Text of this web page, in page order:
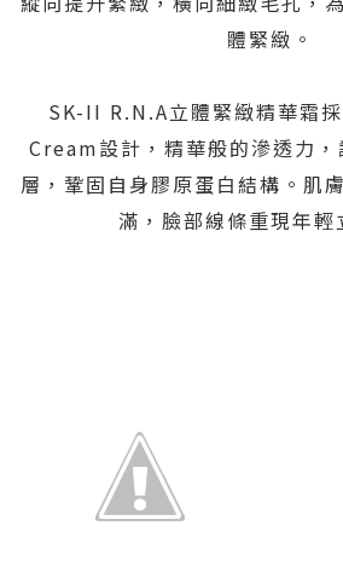
體緊緻。
SK-II R.N.A立體緊緻精華霜
Cream設計，精華般的滲透力
層，鞏固自身膠原蛋白結構。肌
滿，臉部線條重現年輕